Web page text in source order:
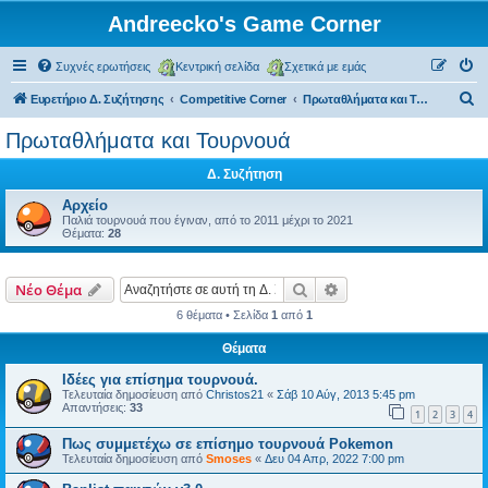
Andreecko's Game Corner
Συχνές ερωτήσεις Κεντρική σελίδα Σχετικά με εμάς
Ευρετήριο Δ. Συζήτησης Competitive Corner Πρωταθλήματα και Τουρνουά
η
Πρωταθλήματα και Τουρνουά
Δ. Συζήτηση
Αρχείο
Παλιά τουρνουά που έγιναν, από το 2011 μέχρι το 2021
Θέματα: 28
Νέο Θέμα Αναζήτηση
6 θέματα • Σελίδα 1 από 1
Θέματα
Ιδέες για επίσημα τουρνουά.
Τελευταία δημοσίευση από Christos21 « Σάβ 10 Αύγ, 2013 5:45 pm
Απαντήσεις: 33 1 2 3 4
Πως συμμετέχω σε επίσημο τουρνουά Pokemon
Τελευταία δημοσίευση από Smoses « Δευ 04 Απρ, 2022 7:00 pm